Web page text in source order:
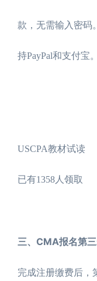
款，无需输入密码
持PayPal和支付宝。
USCPA教材试读
已有1358人领取
三、CMA报名第
完成注册缴费后，